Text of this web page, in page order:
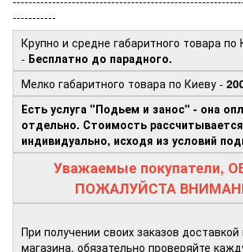
-----------
Крупно и средне габаритного товара по
- Бесплатно до парадного.
Мелко габаритного товара по Киеву -
Есть услуга "Подьем и занос" - она
отдельно. Стоимость рассчитывается
индивидуально, исходя из условий
Уважаемые покупатели,
ПОЖАЛУЙСТА
При получении своих заказов доставкой
магазина, обязательно проверяйте